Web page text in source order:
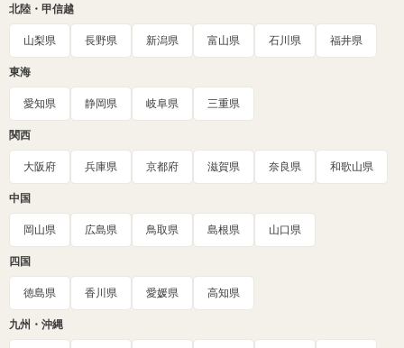
北陸・甲信越
山梨県 長野県 新潟県 富山県 石川県 福井県
東海
愛知県 静岡県 岐阜県 三重県
関西
大阪府 兵庫県 京都府 滋賀県 奈良県 和歌山県
中国
岡山県 広島県 鳥取県 島根県 山口県
四国
徳島県 香川県 愛媛県 高知県
九州・沖縄